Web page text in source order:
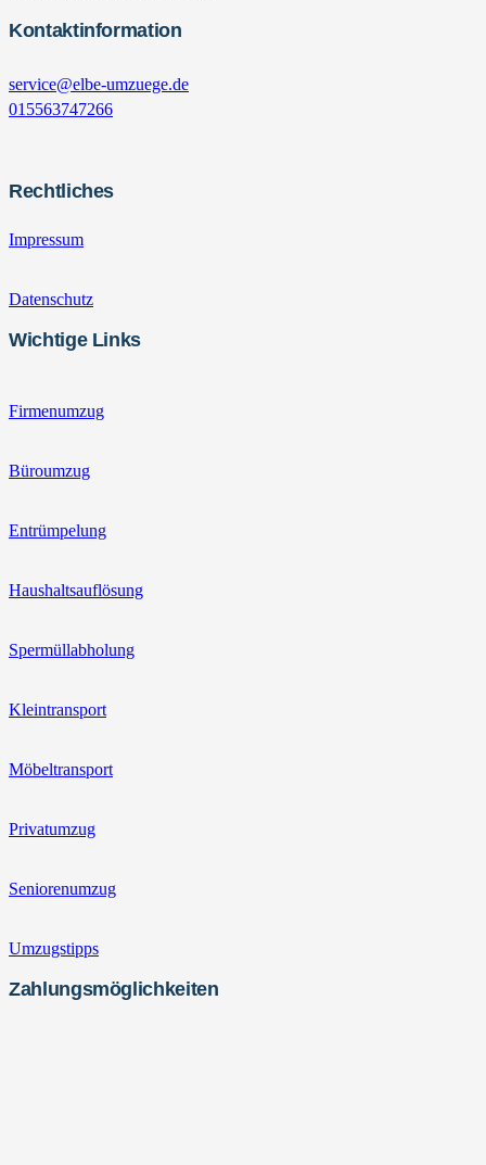
Kontaktinformation
service@elbe-umzuege.de
015563747266
Rechtliches
Impressum
Datenschutz
Wichtige Links
Firmenumzug
Büroumzug
Entrümpelung
Haushaltsauflösung
Spermüllabholung
Kleintransport
Möbeltransport
Privatumzug
Seniorenumzug
Umzugstipps
Zahlungsmöglichkeiten